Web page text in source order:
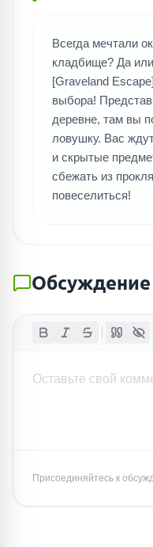
Всегда мечтали
кладбище? Да
[Graveland
выбора!
деревне, там вы
ловушку. Вас
и скрытые
сбежать из
повеселиться!
Присоединяйтесь к